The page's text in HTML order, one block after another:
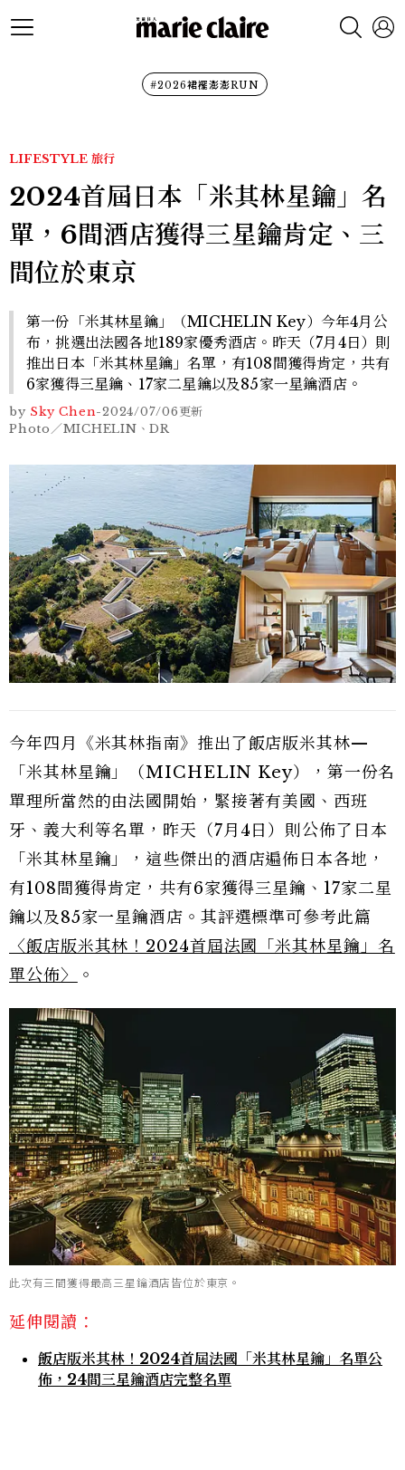
#2026裙襬澎澎RUN
LIFESTYLE 旅行
2024首屆日本「米其林星鑰」名
單，6間酒店獲得三星鑰肯定、三
間位於東京
第一份「米其林星鑰」（MICHELIN Key）今年4月公
布，挑選出法國各地189家優秀酒店。昨天（7月4日）則
推出日本「米其林星鑰」名單，有108間獲得肯定，共有
6家獲得三星鑰、17家二星鑰以及85家一星鑰酒店。
by Sky Chen-2024/07/06更新
Photo／MICHELIN、DR
今年四月《米其林指南》推出了飯店版米其林—
「米其林星鑰」（MICHELIN Key），第一份名
單理所當然的由法國開始，緊接著有美國、西班
牙、義大利等名單，昨天（7月4日）則公佈了日本
「米其林星鑰」，這些傑出的酒店遍佈日本各地，
有108間獲得肯定，共有6家獲得三星鑰、17家二星
鑰以及85家一星鑰酒店。其評選標準可參考此篇
〈飯店版米其林！2024首屆法國「米其林星鑰」名
單公佈〉
。
此次有三間獲得最高三星鑰酒店皆位於東京。
延伸閱讀：
飯店版米其林！2024首屆法國「米其林星鑰」名單公
佈，24間三星鑰酒店完整名單